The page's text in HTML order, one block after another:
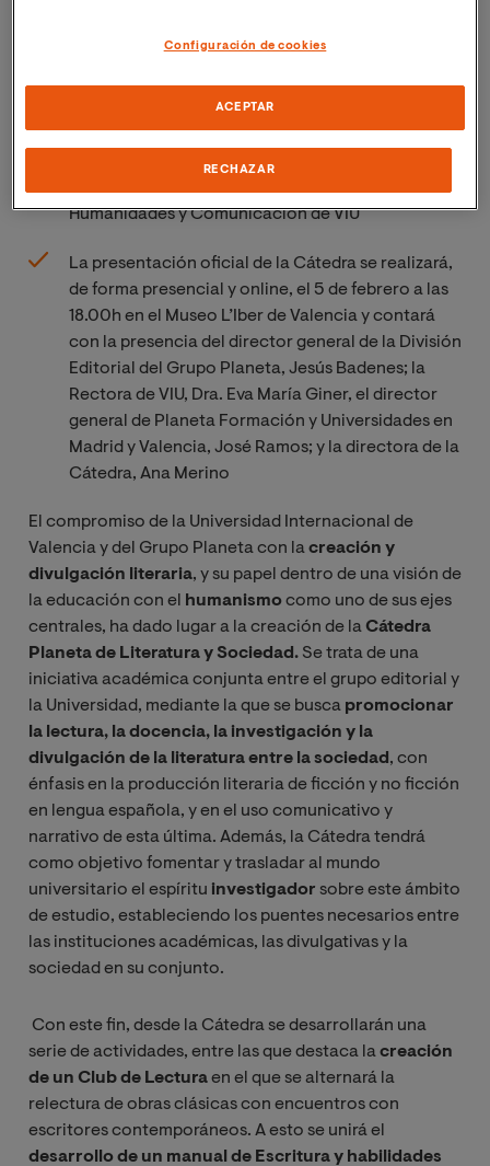
compromiso social
El proyecto contará con la dirección de la
escritora Ana Merino (Premio Nadal 2020) y
Humanidades y Comunicación de VIU
La presentación oficial de la Cátedra se realizará,
de forma presencial y online, el 5 de febrero a las
18.00h en el Museo L’Iber de Valencia y contará
con la presencia del director general de la División
Editorial del Grupo Planeta, Jesús Badenes; la
Rectora de VIU, Dra. Eva María Giner, el director
general de Planeta Formación y Universidades en
Madrid y Valencia, José Ramos; y la directora de la
Cátedra, Ana Merino
El compromiso de la Universidad Internacional de
Valencia y del Grupo Planeta con lacreación y
divulgación literaria, y su papel dentro de una visión de
la educación con el
humanismocomo uno de sus ejes
centrales, ha dado lugar a la creación de laCátedra
Planeta de Literatura y Sociedad. Se trata de una
iniciativa académica conjunta entre el grupo editorial y
la Universidad, mediante la que se busca promocionar
la lectura, la docencia, la investigación y la
divulgación de la literatura entre la sociedad , con
énfasis en la producción literaria de ficción y no ficción
en lengua española, y en el uso comunicativo y
narrativo de esta última. Además, la Cátedra tendrá
como objetivo fomentar y trasladar al mundo
universitario el espíritu investigador sobre este ámbito
de estudio, estableciendo los puentes necesarios entre
las instituciones académicas, las divulgativas y la
sociedad en su conjunto.
Con este fin, desde la Cátedra se desarrollarán una
serie de actividades, entre las que destaca lacreación
de un Club de Lecturaen el que se alternará la
relectura de obras clásicas con encuentros con
escritores contemporáneos. A esto se unirá el
desarrollo de un manual de Escritura y habilidades
Configuración de cookies
RECHAZAR
ACEPTAR